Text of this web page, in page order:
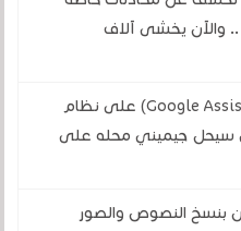
على محركات البحث جوجل Bing .. والآن يخشى آلاف
وداعاً لمساعد جوجل ( Google Assistant) على نظام
سيحل جيميني محله على
بنسخ النصوص والصور